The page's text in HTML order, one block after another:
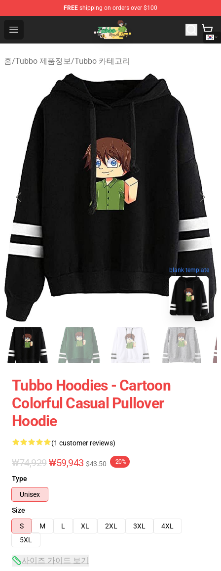
FREE shipping on orders over $100
Open menu
Tubbo Store - Official Tubbo Merchandise Shop
홈/Tubbo 제품정보/Tubbo 카테고리
blank template
Tubbo Hoodies - Cartoon
Colorful Casual Pullover
Hoodie
(1 customer reviews)
₩74,929 ₩59,943 $43.50 -20%
Type
Unisex
Size
S
M L XL 2XL 3XL
4XL
5XL
사이즈 가이드 보기